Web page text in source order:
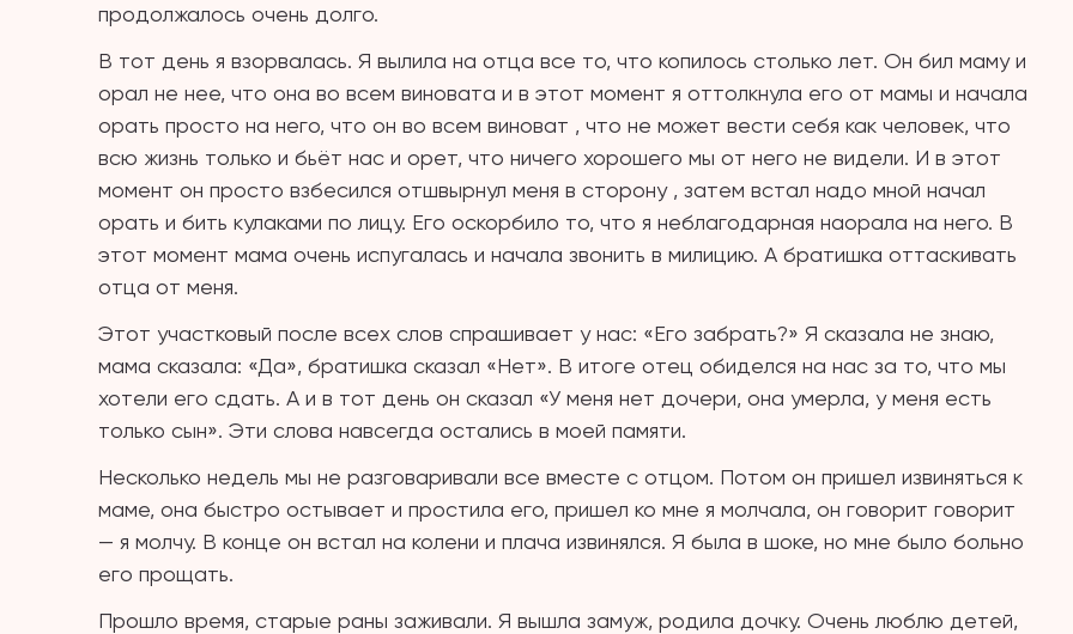
продолжалось очень долго.
В тот день я взорвалась. Я вылила на отца все то, что копилось столько лет. Он бил маму и
орал не нее, что она во всем виновата и в этот момент я оттолкнула его от мамы и начала
орать просто на него, что он во всем виноват , что не может вести себя как человек, что
всю жизнь только и бьёт нас и орет, что ничего хорошего мы от него не видели. И в этот
момент он просто взбесился отшвырнул меня в сторону , затем встал надо мной начал
орать и бить кулаками по лицу. Его оскорбило то, что я неблагодарная наорала на него. В
этот момент мама очень испугалась и начала звонить в милицию. А братишка оттаскивать
отца от меня.
Этот участковый после всех слов спрашивает у нас: «Его забрать?» Я сказала не знаю,
мама сказала: «Да», братишка сказал «Нет». В итоге отец обиделся на нас за то, что мы
хотели его сдать. А и в тот день он сказал «У меня нет дочери, она умерла, у меня есть
только сын». Эти слова навсегда остались в моей памяти.
Несколько недель мы не разговаривали все вместе с отцом. Потом он пришел извиняться к
маме, она быстро остывает и простила его, пришел ко мне я молчала, он говорит говорит
— я молчу. В конце он встал на колени и плача извинялся. Я была в шоке, но мне было больно
его прощать.
Прошло время, старые раны заживали. Я вышла замуж, родила дочку. Очень люблю детей,